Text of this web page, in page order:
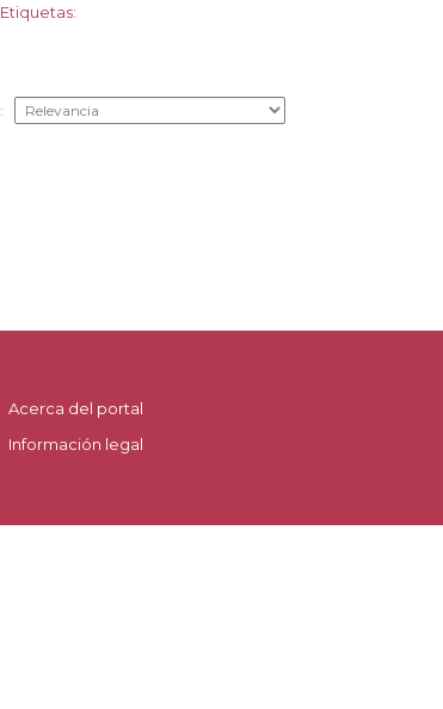
Etiquetas:
Acerca del portal
Información legal